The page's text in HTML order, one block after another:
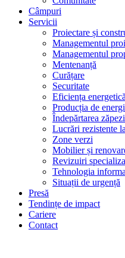
Câmpuri
Servicii
Proiectare și
Managementul
Managementul
Mentenanță
Curățare
Securitate
Eficiența energetică
Producția de
Îndepărtarea
Lucrări rezistente
Zone verzi
Mobilier și
Revizuiri
Tehnologia
Situații de urgență
Presă
Tendințe de impact
Cariere
Contact